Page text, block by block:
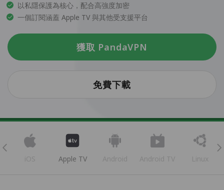
以私隱保護為核心，配合高強度加密
一個訂閱涵蓋 Apple TV 與其他受支援平台
獲取 PandaVPN
免費下載
iOS Apple TV Android Android TV Linux